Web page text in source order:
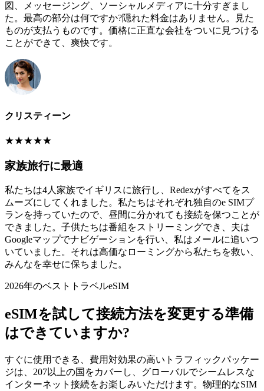
図、メッセージング、ソーシャルメディアに十分すぎまし
た。最高の部分は何ですか?隠れた料金はありません。見た
ものが支払うものです。価格に正直な会社をついに見つける
ことができて、爽快です。
クリスティーン
★★★★★
家族旅行に最適
私たちは4人家族でイギリスに旅行し、Redexがすべてをス
ムーズにしてくれました。私たちはそれぞれ独自のe SIMプ
ランを持っていたので、昼間に分かれても接続を保つことが
できました。子供たちは番組をストリーミングでき、夫は
Googleマップでナビゲーションを行い、私はメールに追いつ
いていました。それは高価なローミングから私たちを救い、
みんなを幸せに保ちました。
2026年のベストトラベルeSIM
eSIMを試して接続方法を変更する準備
はできていますか?
すぐに使用できる、費用対効果の高いトラフィックパッケー
ジは、207以上の国をカバーし、グローバルでシームレスな
インターネット接続をお楽しみいただけます。物理的なSIM